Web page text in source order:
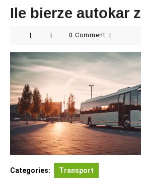
Ile bierze autokar
0 Comment
Categories: Transport